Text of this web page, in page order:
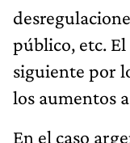
público, etc. El
siguiente por
los aumentos
En el caso